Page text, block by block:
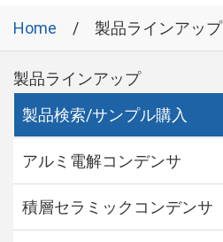
Home 製品ラインアップ
製品ラインアップ
製品検索/サンプル購入
アルミ電解コンデンサ
積層セラミックコンデンサ